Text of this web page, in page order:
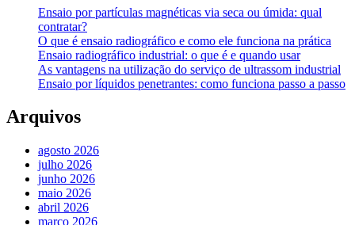
Ensaio por partículas magnéticas via seca ou úmida: qual
contratar?
O que é ensaio radiográfico e como ele funciona na prática
Ensaio radiográfico industrial: o que é e quando usar
As vantagens na utilização do serviço de ultrassom industrial
Ensaio por líquidos penetrantes: como funciona passo a passo
Arquivos
agosto 2026
julho 2026
junho 2026
maio 2026
abril 2026
março 2026